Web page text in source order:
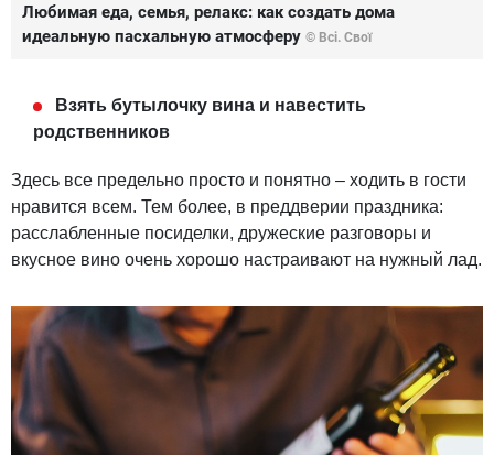
Любимая еда, семья, релакс: как создать дома
идеальную пасхальную атмосферу © Всі. Свої
Взять бутылочку вина и навестить
родственников
Здесь все предельно просто и понятно – ходить в гости
нравится всем. Тем более, в преддверии праздника:
расслабленные посиделки, дружеские разговоры и
вкусное вино очень хорошо настраивают на нужный лад.